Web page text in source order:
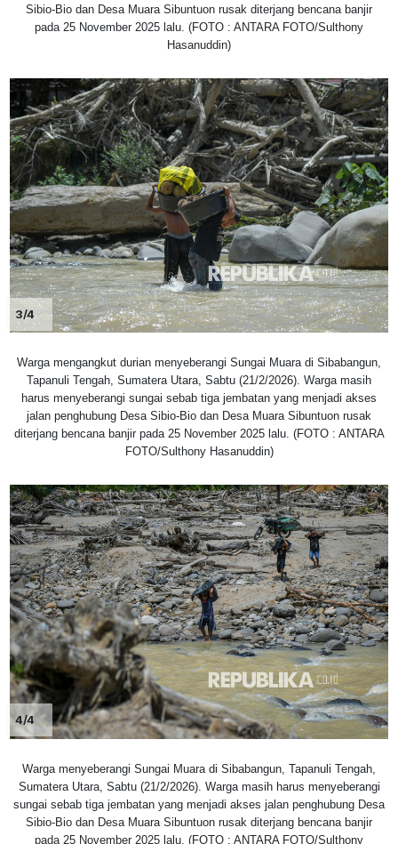
Sibio-Bio dan Desa Muara Sibuntuon rusak diterjang bencana banjir
pada 25 November 2025 lalu. (FOTO : ANTARA FOTO/Sulthony
Hasanuddin)
3/4
Warga mengangkut durian menyeberangi Sungai Muara di Sibabangun,
Tapanuli Tengah, Sumatera Utara, Sabtu (21/2/2026). Warga masih
harus menyeberangi sungai sebab tiga jembatan yang menjadi akses
jalan penghubung Desa Sibio-Bio dan Desa Muara Sibuntuon rusak
diterjang bencana banjir pada 25 November 2025 lalu. (FOTO : ANTARA
FOTO/Sulthony Hasanuddin)
4/4
Warga menyeberangi Sungai Muara di Sibabangun, Tapanuli Tengah,
Sumatera Utara, Sabtu (21/2/2026). Warga masih harus menyeberangi
sungai sebab tiga jembatan yang menjadi akses jalan penghubung Desa
Sibio-Bio dan Desa Muara Sibuntuon rusak diterjang bencana banjir
pada 25 November 2025 lalu. (FOTO : ANTARA FOTO/Sulthony